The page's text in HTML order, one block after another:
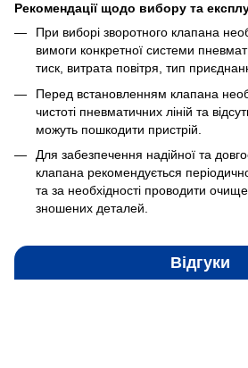
Рекомендації щодо вибору та
При виборі зворотного клапана
вимоги конкретної системи
тиск, витрата повітря, тип
Перед встановленням клапана
чистоті пневматичних ліній та
можуть пошкодити пристрій.
Для забезпечення надійної та
клапана рекомендується
та за необхідності проводити
зношених деталей.
Відгуки